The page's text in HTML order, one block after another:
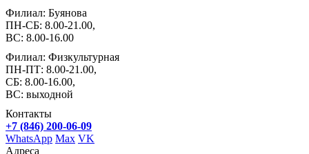
Филиал: Буянова
ПН-СБ: 8.00-21.00,
ВС: 8.00-16.00
Филиал: Физкультурная
ПН-ПТ: 8.00-21.00,
СБ: 8.00-16.00,
ВС: выходной
Контакты
+7 (846) 200-06-09
WhatsApp Max VK
Адреса